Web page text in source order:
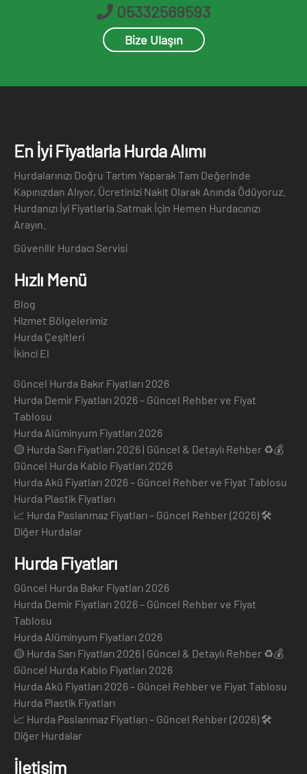
05332569593
Bize Ulaşın
En İyi Fiyatlarla Hurda Alımı
Hurdalarınızı Doğru Tartım Yaparak Tam Değerinde
Kapınızdan Alıyor, Ücretinizi Nakit Olarak Anında Ödüyoruz.
Hurdanızı İyi Fiyatlarla Satmak İçin Hemen Hurdacınızı
Arayın.
Güvenilir Hurdacı Servisi
Hızlı Menü
Blog
Hizmet Bölgelerimiz
Hurda Çeşitleri
İkinci El
Güncel Hurda Bakır Fiyatları 2026
Hurda Demir Fiyatları 2026 – Güncel Rehber ve Fiyat
Tablosu
Hurda Alüminyum Fiyatları 2026
🟡 Hurda Sarı Fiyatları 2026 | Güncel & Detaylı Rehber ♻️💰
Güncel Hurda Kablo Fiyatları 2026
Hurda Akü Fiyatları 2026 – Güncel Rehber ve Fiyat Tablosu
Hurda Plastik Fiyatları
📈 Hurda Paslanmaz Fiyatları – Güncel Rehber (2026) 🛠️
Diğer Hurdalar
Hurda Fiyatları
Güncel Hurda Bakır Fiyatları 2026
Hurda Demir Fiyatları 2026 – Güncel Rehber ve Fiyat
Tablosu
Hurda Alüminyum Fiyatları 2026
🟡 Hurda Sarı Fiyatları 2026 | Güncel & Detaylı Rehber ♻️💰
Güncel Hurda Kablo Fiyatları 2026
Hurda Akü Fiyatları 2026 – Güncel Rehber ve Fiyat Tablosu
Hurda Plastik Fiyatları
📈 Hurda Paslanmaz Fiyatları – Güncel Rehber (2026) 🛠️
Diğer Hurdalar
İletişim